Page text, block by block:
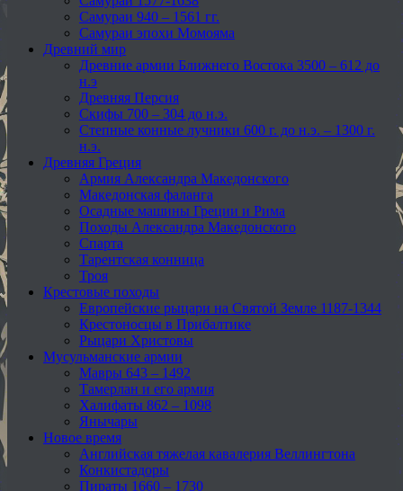
Самураи 940 – 1561 гг.
Самураи эпохи Момояма
Древний мир
Древние армии Ближнего Востока 3500 – 612 до
н.э
Древняя Персия
Скифы 700 – 304 до н.э.
Степные конные лучники 600 г. до н.э. – 1300 г.
н.э.
Древняя Греция
Армия Александра Македонского
Македонская фаланга
Осадные машины Греции и Рима
Походы Александра Македонского
Спарта
Тарентская конница
Троя
Крестовые походы
Европейские рыцари на Святой Земле 1187-1344
Крестоносцы в Прибалтике
Рыцари Христовы
Мусульманские армии
Мавры 643 – 1492
Тамерлан и его армия
Халифаты 862 – 1098
Янычары
Новое время
Английская тяжелая кавалерия Веллингтона
Конкистадоры
Пираты 1660 – 1730